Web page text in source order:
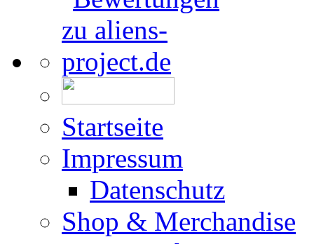
Startseite
Impressum
Datenschutz
Shop & Merchandise